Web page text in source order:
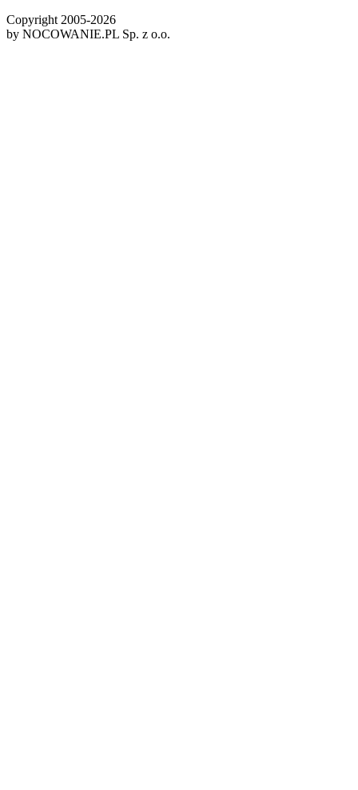
Copyright 2005-2026
by NOCOWANIE.PL Sp. z o.o.